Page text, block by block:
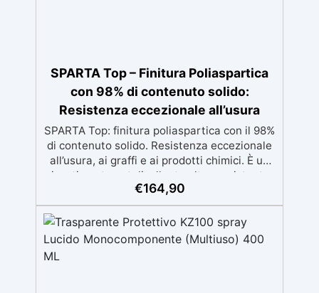
SPARTA Top – Finitura Poliaspartica
con 98% di contenuto solido:
Resistenza eccezionale all’usura
SPARTA Top: finitura poliaspartica con il 98%
di contenuto solido. Resistenza eccezionale
all’usura, ai graffi e ai prodotti chimici. È un
rivestimento autolivellante ultra-resistente,
con un contenuto solido del 98%, che offre
una durabilità eccezionale contro graffi,
agenti atmosferici e ingiallimento.
Caratteristiche del prodotto Alto contenuto
solido: 98% per una resistenza massima e
€164,90